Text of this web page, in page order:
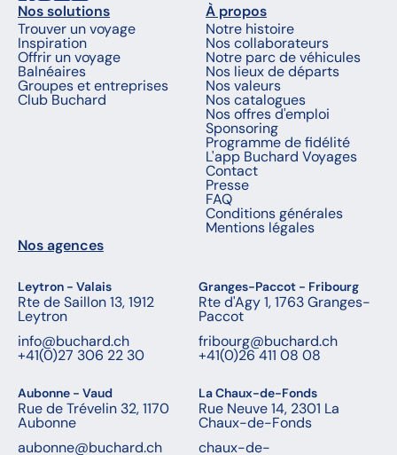
Nos solutions
Trouver un voyage
Inspiration
Offrir un voyage
Balnéaires
Groupes et entreprises
Club Buchard
À propos
Notre histoire
Nos collaborateurs
Notre parc de véhicules
Nos lieux de départs
Nos valeurs
Nos catalogues
Nos offres d'emploi
Sponsoring
Programme de fidélité
L'app Buchard Voyages
Contact
Presse
FAQ
Conditions générales
Mentions légales
Nos agences
Leytron - Valais
Rte de Saillon 13, 1912
Leytron
info@buchard.ch
+41(0)27 306 22 30
Granges-Paccot - Fribourg
Rte d'Agy 1, 1763 Granges-
Paccot
fribourg@buchard.ch
+41(0)26 411 08 08
Aubonne - Vaud
Rue de Trévelin 32, 1170
Aubonne
aubonne@buchard.ch
La Chaux-de-Fonds
Rue Neuve 14, 2301 La
Chaux-de-Fonds
chaux-de-